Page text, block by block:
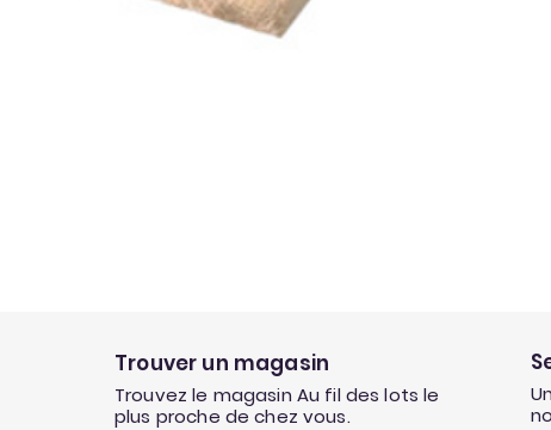
Trouver un magasin
Trouvez le magasin Au fil des lots le
plus proche de chez vous.